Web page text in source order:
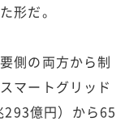
形だ。
側の両方から制
マートグリッド
億円）から65